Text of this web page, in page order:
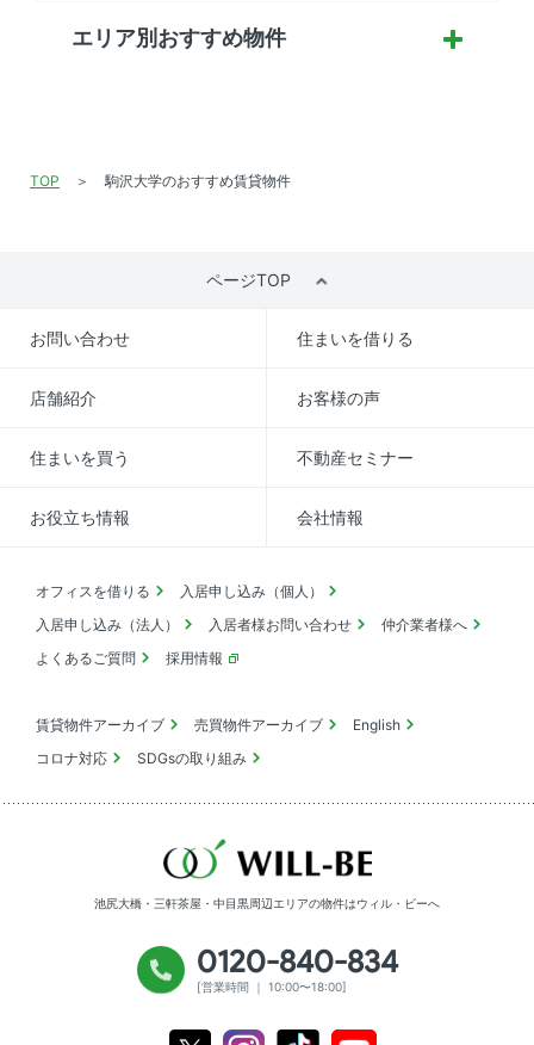
エリア別おすすめ物件
TOP 駒沢大学のおすすめ賃貸物件
ページTOP
お問い合わせ 住まいを借りる
店舗紹介 お客様の声
住まいを買う 不動産セミナー
お役立ち情報 会社情報
オフィスを借りる
入居申し込み（個人）
入居申し込み（法人）
入居者様お問い合わせ
仲介業者様へ
よくあるご質問
採用情報
賃貸物件アーカイブ 売買物件アーカイブ
English
コロナ対応
SDGsの取り組み
池尻大橋・三軒茶屋・中目黒周辺エリアの物件はウィル・ビーへ
0120-840-834
[営業時間 ｜ 10:00〜18:00]
Instagram Tiktok